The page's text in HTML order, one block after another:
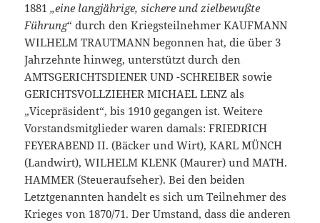
1881„eine langjährige, sichere und zielbewußte
Führung“ durch den Kriegsteilnehmer KAUFMANN
WILHELM TRAUTMANN begonnen hat, die über 3
Jahrzehnte hinweg, unterstützt durch den
AMTSGERICHTSDIENER UND -SCHREIBER sowie
GERICHTSVOLLZIEHER MICHAEL LENZ als
„Vicepräsident“, bis 1910 gegangen ist. Weitere
Vorstandsmitglieder waren damals: FRIEDRICH
FEYERABEND II. (Bäcker und Wirt), KARL MÜNCH
(Landwirt), WILHELM KLENK (Maurer) und MATH.
HAMMER (Steueraufseher). Bei den beiden
Letztgenannten handelt es sich um Teilnehmer des
Krieges von 1870/71. Der Umstand, dass die anderen